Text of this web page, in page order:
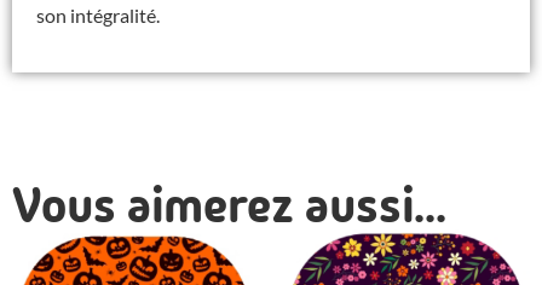
son intégralité.
Vous aimerez aussi...